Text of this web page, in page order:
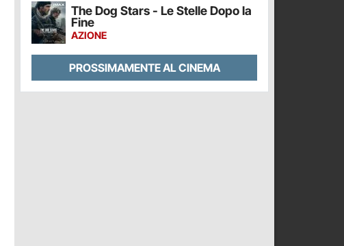
The Dog Stars - Le Stelle Dopo la
Fine
AZIONE
PROSSIMAMENTE AL CINEMA